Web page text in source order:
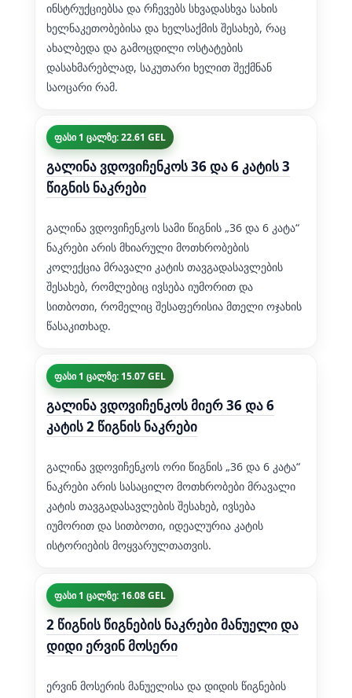
ინსტრუქციებსა და რჩევებს სხვადასხვა სახის
ხელნაკეთობებისა და ხელსაქმის შესახებ, რაც
ახალბედა და გამოცდილი ოსტატების
დასახმარებლად, საკუთარი ხელით შექმნან
საოცარი რამ.
ფასი 1 ცალზე: 22.61 GEL
გალინა ვდოვიჩენკოს 36 და 6 კატის 3
წიგნის ნაკრები
გალინა ვდოვიჩენკოს სამი წიგნის „36 და 6 კატა“
ნაკრები არის მხიარული მოთხრობების
კოლექცია მრავალი კატის თავგადასავლების
შესახებ, რომლებიც ივსება იუმორით და
სითბოთი, რომელიც შესაფერისია მთელი ოჯახის
წასაკითხად.
ფასი 1 ცალზე: 15.07 GEL
გალინა ვდოვიჩენკოს მიერ 36 და 6
კატის 2 წიგნის ნაკრები
გალინა ვდოვიჩენკოს ორი წიგნის „36 და 6 კატა“
ნაკრები არის სასაცილო მოთხრობები მრავალი
კატის თავგადასავლების შესახებ, ივსება
იუმორით და სითბოთი, იდეალურია კატის
ისტორიების მოყვარულთათვის.
ფასი 1 ცალზე: 16.08 GEL
2 წიგნის წიგნების ნაკრები მანუელი და
დიდი ერვინ მოსერი
ერვინ მოსერის მანუელისა და დიდის წიგნების